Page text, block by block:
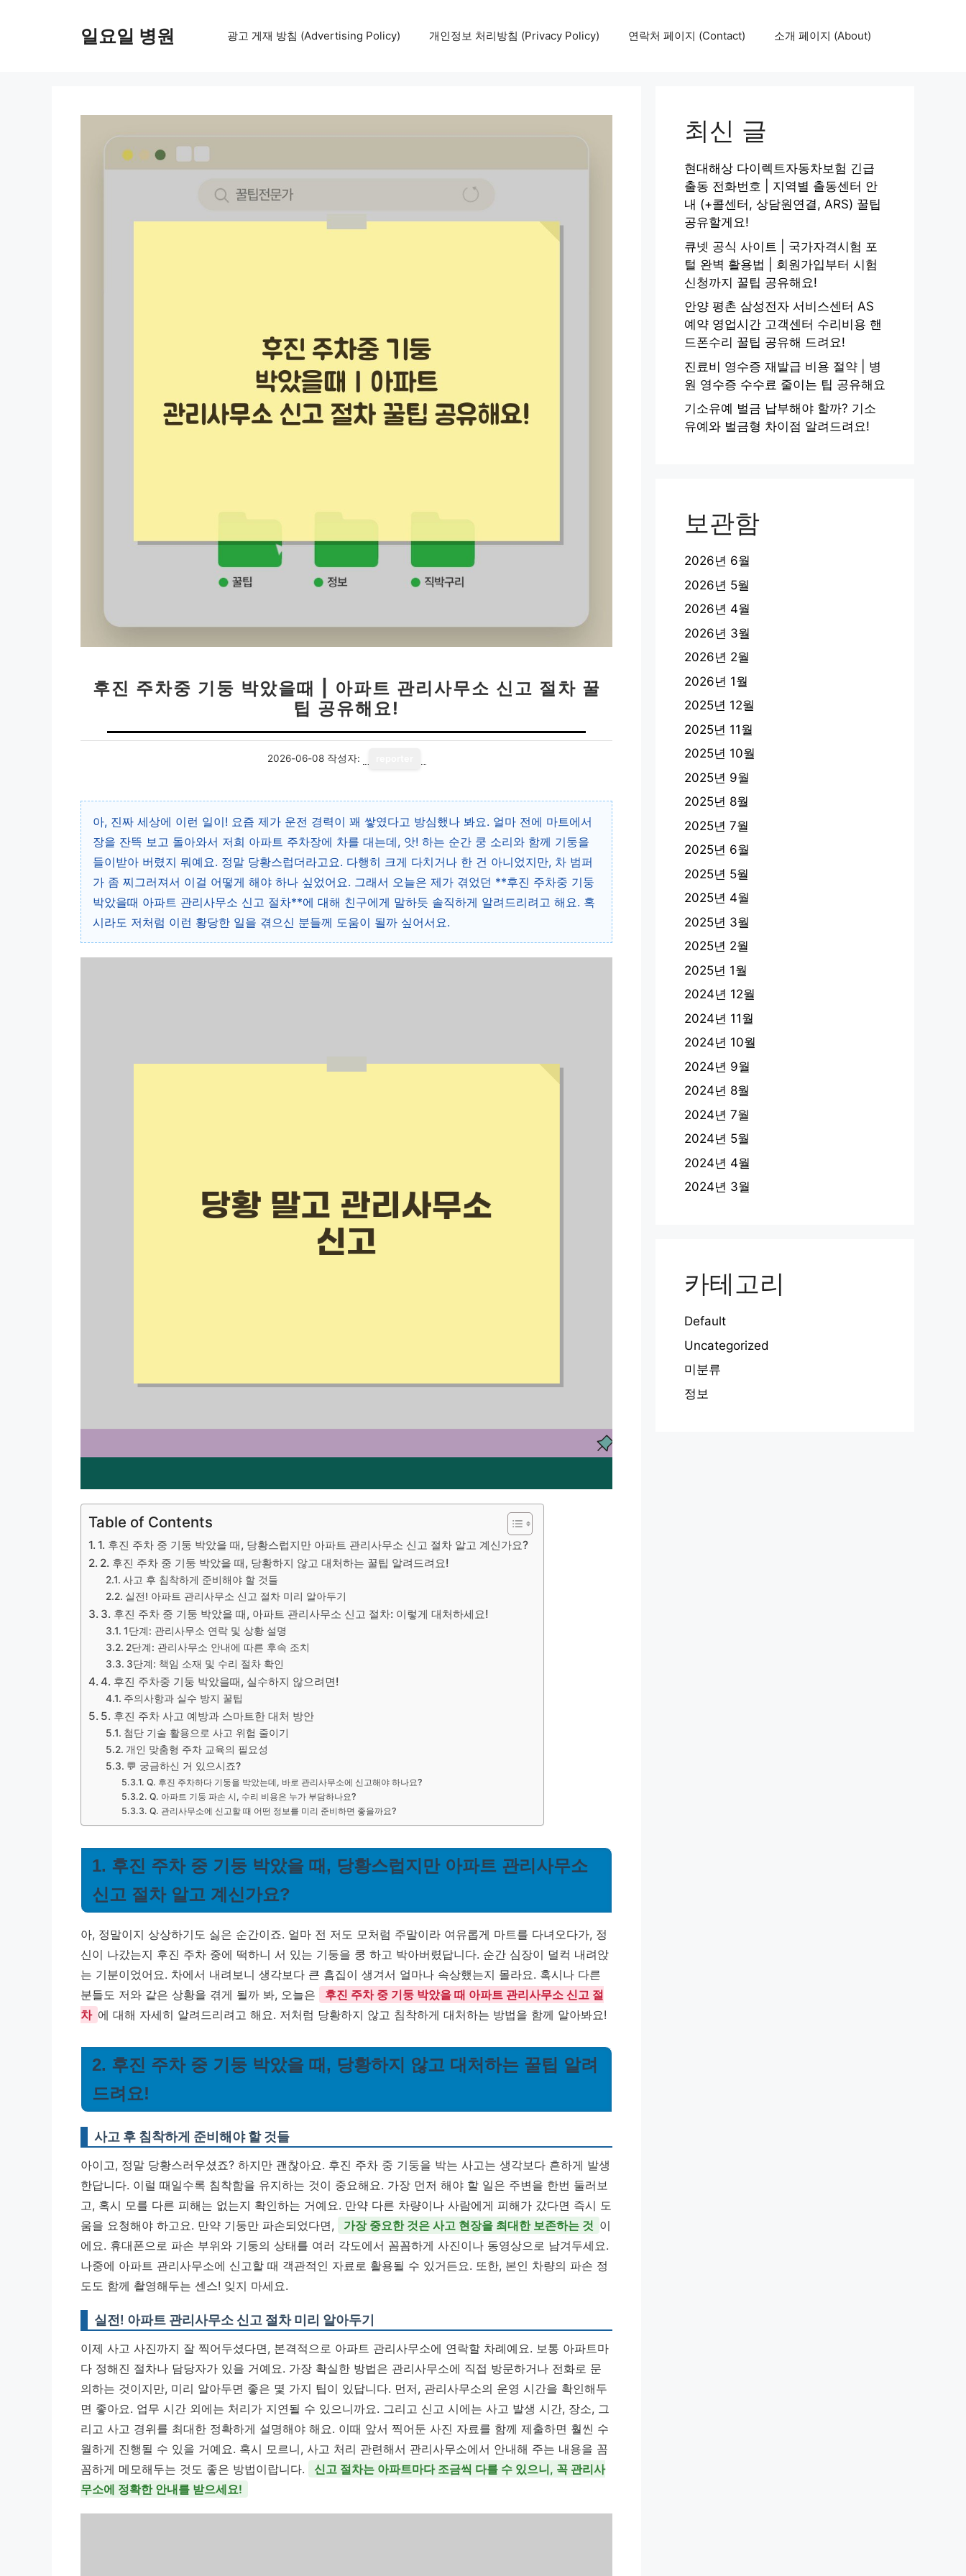
일요일 병원 광고 게재 방침 (Advertising Policy) 개인정보 처리방침 (Privacy Policy) 연락처 페이지 (Contact) 소개 페이지 (About)
후진 주차중 기둥 박았을때 | 아파트 관리사무소 신고 절차 꿀
팁 공유해요!
2026-06-08 작성자:
아, 진짜 세상에 이런 일이! 요즘 제가 운전 경력이 꽤 쌓였다고 방심했나 봐요. 얼마 전에 마트에서
장을 잔뜩 보고 돌아와서 저희 아파트 주차장에 차를 대는데, 앗! 하는 순간 쿵 소리와 함께 기둥을
들이받아 버렸지 뭐예요. 정말 당황스럽더라고요. 다행히 크게 다치거나 한 건 아니었지만, 차 범퍼
가 좀 찌그러져서 이걸 어떻게 해야 하나 싶었어요. 그래서 오늘은 제가 겪었던 **후진 주차중 기둥
박았을때 아파트 관리사무소 신고 절차**에 대해 친구에게 말하듯 솔직하게 알려드리려고 해요. 혹
시라도 저처럼 이런 황당한 일을 겪으신 분들께 도움이 될까 싶어서요.
Table of Contents
1. 후진 주차 중 기둥 박았을 때, 당황스럽지만 아파트 관리사무소 신고 절차 알고 계신가요?
2. 후진 주차 중 기둥 박았을 때, 당황하지 않고 대처하는 꿀팁 알려드려요!
사고 후 침착하게 준비해야 할 것들
실전! 아파트 관리사무소 신고 절차 미리 알아두기
3. 후진 주차 중 기둥 박았을 때, 아파트 관리사무소 신고 절차: 이렇게 대처하세요!
1단계: 관리사무소 연락 및 상황 설명
2단계: 관리사무소 안내에 따른 후속 조치
3단계: 책임 소재 및 수리 절차 확인
4. 후진 주차중 기둥 박았을때, 실수하지 않으려면!
주의사항과 실수 방지 꿀팁
5. 후진 주차 사고 예방과 스마트한 대처 방안
첨단 기술 활용으로 사고 위험 줄이기
개인 맞춤형 주차 교육의 필요성
💬 궁금하신 거 있으시죠?
Q. 후진 주차하다 기둥을 박았는데, 바로 관리사무소에 신고해야 하나요?
Q. 아파트 기둥 파손 시, 수리 비용은 누가 부담하나요?
Q. 관리사무소에 신고할 때 어떤 정보를 미리 준비하면 좋을까요?
1. 후진 주차 중 기둥 박았을 때, 당황스럽지만 아파트 관리사무소
신고 절차 알고 계신가요?
아, 정말이지 상상하기도 싫은 순간이죠. 얼마 전 저도 모처럼 주말이라 여유롭게 마트를 다녀오다가, 정
신이 나갔는지 후진 주차 중에 떡하니 서 있는 기둥을 쿵 하고 박아버렸답니다. 순간 심장이 덜컥 내려앉
는 기분이었어요. 차에서 내려보니 생각보다 큰 흠집이 생겨서 얼마나 속상했는지 몰라요. 혹시나 다른
분들도 저와 같은 상황을 겪게 될까 봐, 오늘은
후진 주차 중 기둥 박았을 때 아파트 관리사무소 신고 절
차 에 대해 자세히 알려드리려고 해요. 저처럼 당황하지 않고 침착하게 대처하는 방법을 함께 알아봐요!
2. 후진 주차 중 기둥 박았을 때, 당황하지 않고 대처하는 꿀팁 알려
드려요!
사고 후 침착하게 준비해야 할 것들
아이고, 정말 당황스러우셨죠? 하지만 괜찮아요. 후진 주차 중 기둥을 박는 사고는 생각보다 흔하게 발생
한답니다. 이럴 때일수록 침착함을 유지하는 것이 중요해요. 가장 먼저 해야 할 일은 주변을 한번 둘러보
고, 혹시 모를 다른 피해는 없는지 확인하는 거예요. 만약 다른 차량이나 사람에게 피해가 갔다면 즉시 도
움을 요청해야 하고요. 만약 기둥만 파손되었다면,
가장 중요한 것은 사고 현장을 최대한 보존하는 것 이
에요. 휴대폰으로 파손 부위와 기둥의 상태를 여러 각도에서 꼼꼼하게 사진이나 동영상으로 남겨두세요.
나중에 아파트 관리사무소에 신고할 때 객관적인 자료로 활용될 수 있거든요. 또한, 본인 차량의 파손 정
도도 함께 촬영해두는 센스! 잊지 마세요.
실전! 아파트 관리사무소 신고 절차 미리 알아두기
이제 사고 사진까지 잘 찍어두셨다면, 본격적으로 아파트 관리사무소에 연락할 차례예요. 보통 아파트마
다 정해진 절차나 담당자가 있을 거예요. 가장 확실한 방법은 관리사무소에 직접 방문하거나 전화로 문
의하는 것이지만, 미리 알아두면 좋은 몇 가지 팁이 있답니다. 먼저, 관리사무소의 운영 시간을 확인해두
면 좋아요. 업무 시간 외에는 처리가 지연될 수 있으니까요. 그리고 신고 시에는 사고 발생 시간, 장소, 그
리고 사고 경위를 최대한 정확하게 설명해야 해요. 이때 앞서 찍어둔 사진 자료를 함께 제출하면 훨씬 수
월하게 진행될 수 있을 거예요. 혹시 모르니, 사고 처리 관련해서 관리사무소에서 안내해 주는 내용을 꼼
꼼하게 메모해두는 것도 좋은 방법이랍니다.
신고 절차는 아파트마다 조금씩 다를 수 있으니, 꼭 관리사
무소에 정확한 안내를 받으세요!
최신 글
현대해상 다이렉트자동차보험 긴급
출동 전화번호 | 지역별 출동센터 안
내 (+콜센터, 상담원연결, ARS) 꿀팁
공유할게요!
큐넷 공식 사이트 | 국가자격시험 포
털 완벽 활용법 | 회원가입부터 시험
신청까지 꿀팁 공유해요!
안양 평촌 삼성전자 서비스센터 AS
예약 영업시간 고객센터 수리비용 핸
드폰수리 꿀팁 공유해 드려요!
진료비 영수증 재발급 비용 절약 | 병
원 영수증 수수료 줄이는 팁 공유해요
기소유예 벌금 납부해야 할까? 기소
유예와 벌금형 차이점 알려드려요!
보관함
2026년 6월
2026년 5월
2026년 4월
2026년 3월
2026년 2월
2026년 1월
2025년 12월
2025년 11월
2025년 10월
2025년 9월
2025년 8월
2025년 7월
2025년 6월
2025년 5월
2025년 4월
2025년 3월
2025년 2월
2025년 1월
2024년 12월
2024년 11월
2024년 10월
2024년 9월
2024년 8월
2024년 7월
2024년 5월
2024년 4월
2024년 3월
카테고리
Default
Uncategorized
미분류
정보